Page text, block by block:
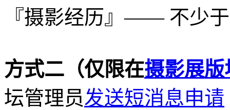
『摄影经历』—— 不少
方式二（仅限在摄影展版
坛管理员发送短消息申请